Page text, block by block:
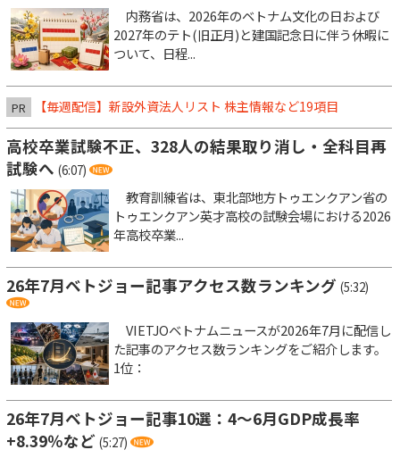
内務省は、2026年のベトナム文化の日および
2027年のテト(旧正月)と建国記念日に伴う休暇に
ついて、日程...
PR 【毎週配信】新設外資法人リスト 株主情報など19項目
高校卒業試験不正、328人の結果取り消し・全科目再
試験へ (6:07)
教育訓練省は、東北部地方トゥエンクアン省の
トゥエンクアン英才高校の試験会場における2026
年高校卒業...
26年7月ベトジョー記事アクセス数ランキング (5:32)
VIETJOベトナムニュースが2026年7月に配信し
た記事のアクセス数ランキングをご紹介します。
1位：
26年7月ベトジョー記事10選：4～6月GDP成長率
+8.39％など (5:27)